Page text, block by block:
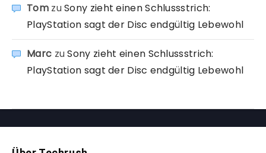
TomzuSony zieht einen Schlussstrich:
PlayStation sagt der Disc endgültig Lebewohl
Marc zuSony zieht einen Schlussstrich:
PlayStation sagt der Disc endgültig Lebewohl